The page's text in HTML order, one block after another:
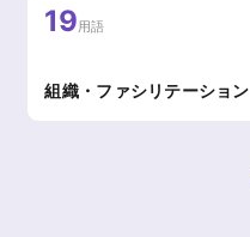
19用語
組織・ファシリテーション